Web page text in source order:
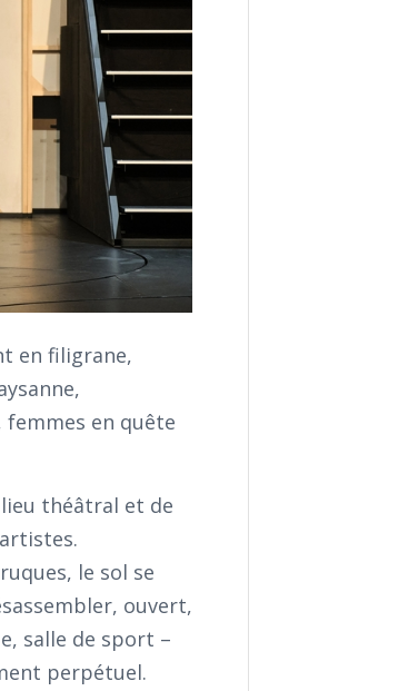
en filigrane,
en quête
lieu théâtral et de
le sol se
ouvert,
salle de sport –
perpétuel.